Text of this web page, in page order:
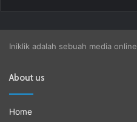
Iniklik adalah sebuah media online
About us
Home